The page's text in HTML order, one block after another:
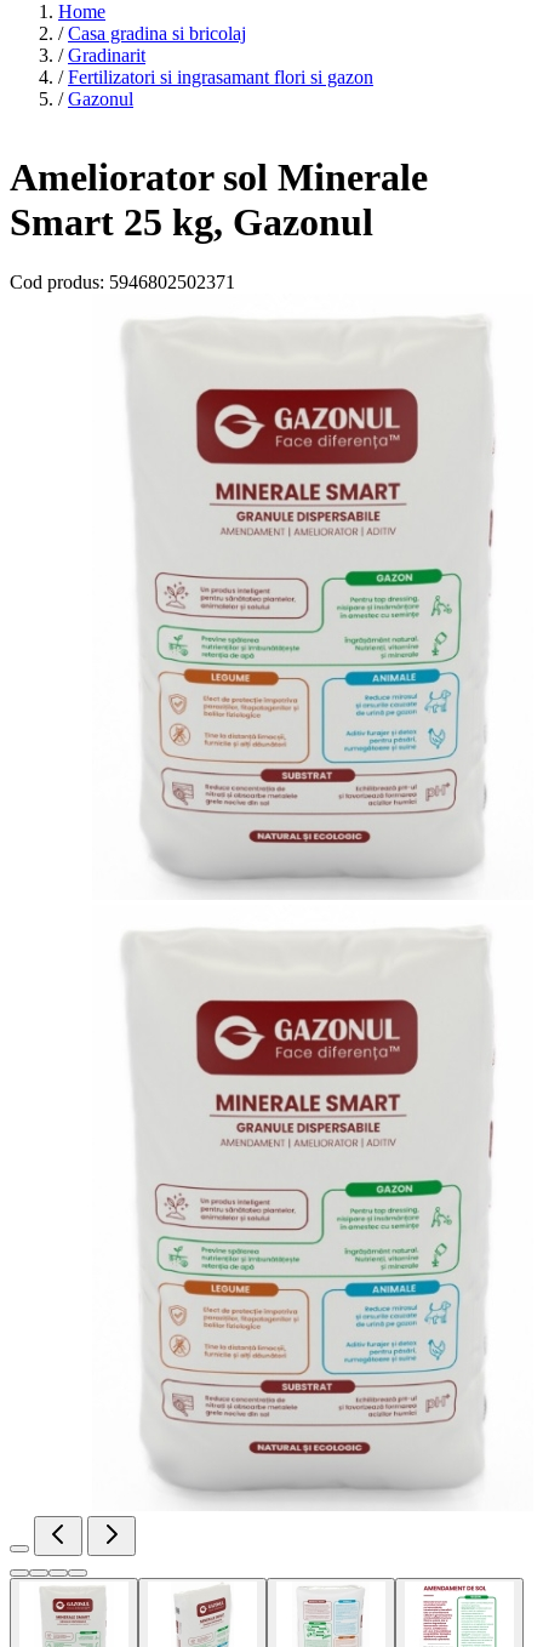
Home
/ Casa gradina si bricolaj
/ Gradinarit
/ Fertilizatori si ingrasamant flori si gazon
/ Gazonul
Ameliorator sol Minerale
Smart 25 kg, Gazonul
Cod produs: 5946802502371